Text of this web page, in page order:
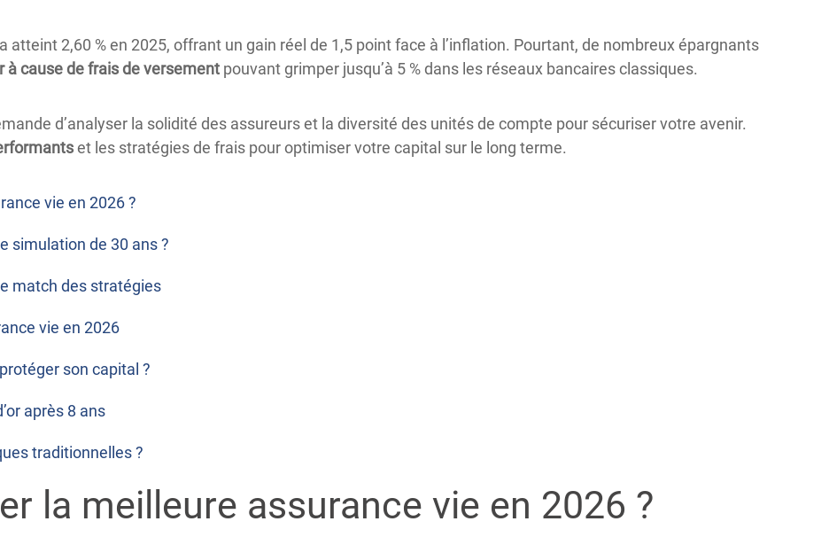
2,60 % en 2025, offrant un gain réel de 1,5 point face à l’inflation. Pourtant, de nombreux épargnants
à cause de frais de versement pouvant grimper jusqu’à 5 % dans les réseaux bancaires classiques.
d’analyser la solidité des assureurs et la diversité des unités de compte pour sécuriser votre avenir.
et les stratégies de frais pour optimiser votre capital sur le long terme.
vie en 2026 ?
simulation de 30 ans ?
match des stratégies
vie en 2026
son capital ?
après 8 ans
traditionnelles ?
la meilleure assurance vie en 2026 ?